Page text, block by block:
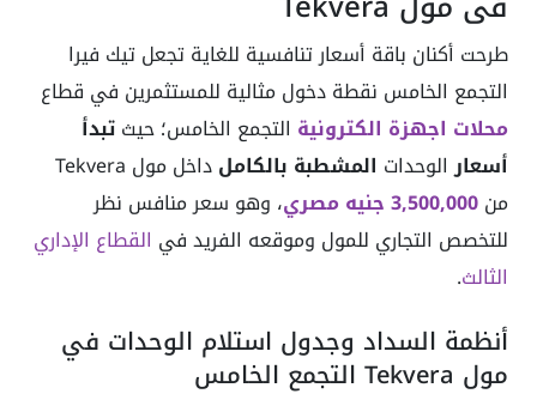
طرحت أكنان باقة أسعار تنافسية للغاية تجعل تيك فيرا
التجمع الخامس نقطة دخول مثالية للمستثمرين في قطاع
محلات اجهزة الكترونية التجمع الخامس؛ حيثتبدأ
أسعارالوحدات المشطبة بالكامل
داخل مول Tekvera
من
، وهو سعر منافس نظر
للتخصص التجاري للمول وموقعه الفريد في القطاع الإداري
الثالث.
أنظمة السداد وجدول استلام الوحدات في
مول Tekvera التجمع الخامس